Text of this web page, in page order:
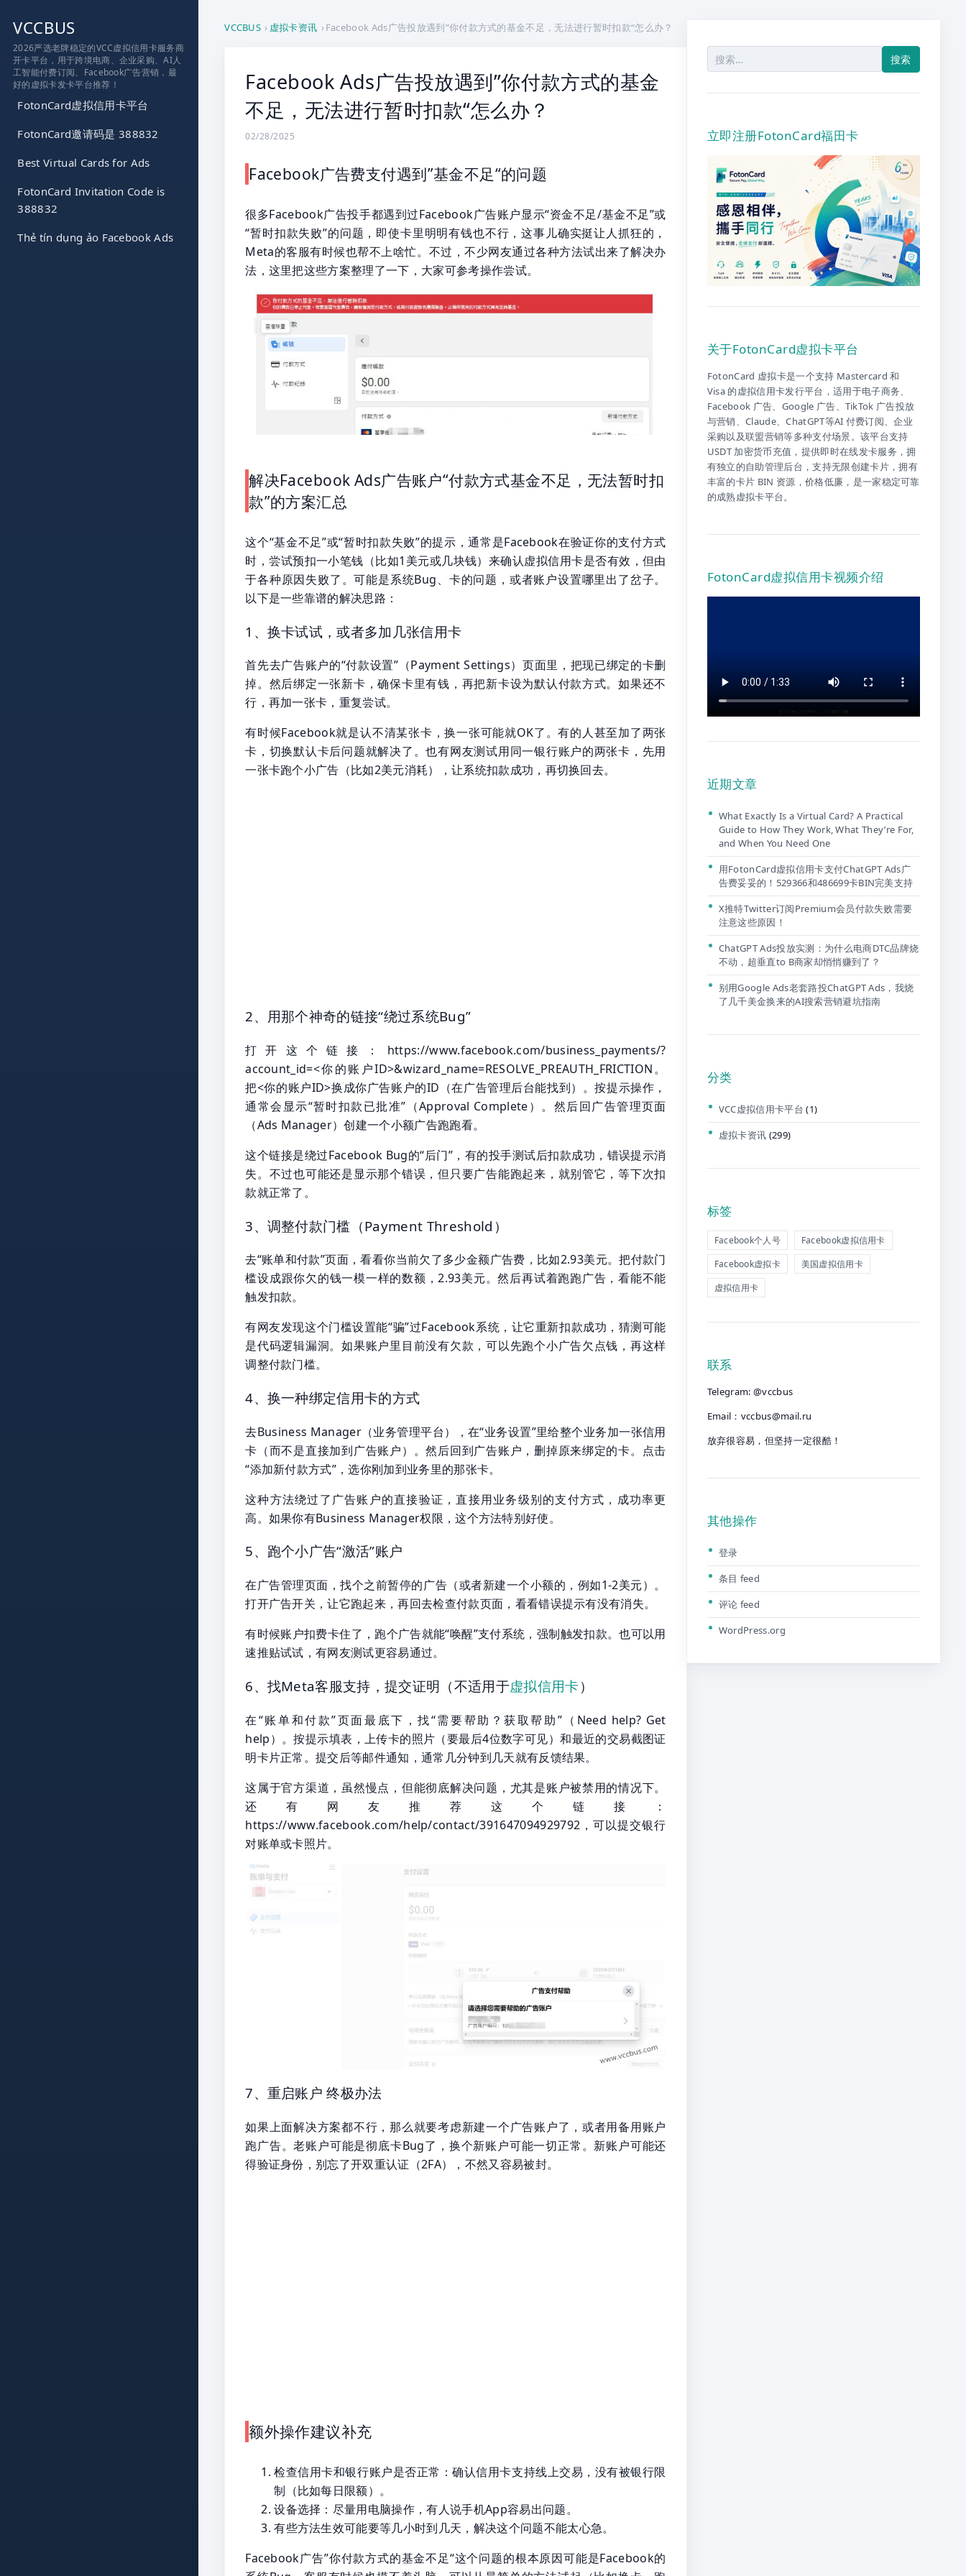
VCCBUS
2026严选老牌稳定的VCC虚拟信用卡服务商
开卡平台，用于跨境电商、企业采购、AI人
工智能付费订阅、Facebook广告营销，最
好的虚拟卡发卡平台推荐！
FotonCard虚拟信用卡平台
FotonCard邀请码是 388832
Best Virtual Cards for Ads
FotonCard Invitation Code is
388832
Thẻ tín dụng ảo Facebook Ads
VCCBUS › 虚拟卡资讯 ›Facebook Ads广告投放遇到”你付款方式的基金不足，无法进行暂时扣款“怎么办？
Facebook Ads广告投放遇到”你付款方式的基金
不足，无法进行暂时扣款“怎么办？
02/28/2025
Facebook广告费支付遇到”基金不足“的问题
很多Facebook广告投手都遇到过Facebook广告账户显示“资金不足/基金不足”或
“暂时扣款失败”的问题，即使卡里明明有钱也不行，这事儿确实挺让人抓狂的，
Meta的客服有时候也帮不上啥忙。不过，不少网友通过各种方法试出来了解决办
法，这里把这些方案整理了一下，大家可参考操作尝试。
解决Facebook Ads广告账户“付款方式基金不足，无法暂时扣
款”的方案汇总
这个“基金不足”或“暂时扣款失败”的提示，通常是Facebook在验证你的支付方式
时，尝试预扣一小笔钱（比如1美元或几块钱）来确认虚拟信用卡是否有效，但由
于各种原因失败了。可能是系统Bug、卡的问题，或者账户设置哪里出了岔子。
以下是一些靠谱的解决思路：
1、换卡试试，或者多加几张信用卡
首先去广告账户的“付款设置”（Payment Settings）页面里，把现已绑定的卡删
掉。然后绑定一张新卡，确保卡里有钱，再把新卡设为默认付款方式。如果还不
行，再加一张卡，重复尝试。
有时候Facebook就是认不清某张卡，换一张可能就OK了。有的人甚至加了两张
卡，切换默认卡后问题就解决了。也有网友测试用同一银行账户的两张卡，先用
一张卡跑个小广告（比如2美元消耗），让系统扣款成功，再切换回去。
2、用那个神奇的链接“绕过系统Bug”
打开这个链接：https://www.facebook.com/business_payments/?
account_id=<你的账户ID>&wizard_name=RESOLVE_PREAUTH_FRICTION。
把<你的账户ID>换成你广告账户的ID（在广告管理后台能找到）。按提示操作，
通常会显示“暂时扣款已批准”（Approval Complete）。然后回广告管理页面
（Ads Manager）创建一个小额广告跑跑看。
这个链接是绕过Facebook Bug的“后门”，有的投手测试后扣款成功，错误提示消
失。不过也可能还是显示那个错误，但只要广告能跑起来，就别管它，等下次扣
款就正常了。
3、调整付款门槛（Payment Threshold）
去“账单和付款”页面，看看你当前欠了多少金额广告费，比如2.93美元。把付款门
槛设成跟你欠的钱一模一样的数额，2.93美元。然后再试着跑跑广告，看能不能
触发扣款。
有网友发现这个门槛设置能“骗”过Facebook系统，让它重新扣款成功，猜测可能
是代码逻辑漏洞。如果账户里目前没有欠款，可以先跑个小广告欠点钱，再这样
调整付款门槛。
4、换一种绑定信用卡的方式
去Business Manager（业务管理平台），在“业务设置”里给整个业务加一张信用
卡（而不是直接加到广告账户）。然后回到广告账户，删掉原来绑定的卡。点击
“添加新付款方式”，选你刚加到业务里的那张卡。
这种方法绕过了广告账户的直接验证，直接用业务级别的支付方式，成功率更
高。如果你有Business Manager权限，这个方法特别好使。
5、跑个小广告“激活”账户
在广告管理页面，找个之前暂停的广告（或者新建一个小额的，例如1-2美元）。
打开广告开关，让它跑起来，再回去检查付款页面，看看错误提示有没有消失。
有时候账户扣费卡住了，跑个广告就能“唤醒”支付系统，强制触发扣款。也可以用
速推贴试试，有网友测试更容易通过。
6、找Meta客服支持，提交证明（不适用于虚拟信用卡）
在“账单和付款”页面最底下，找“需要帮助？获取帮助”（Need help? Get
help）。按提示填表，上传卡的照片（要最后4位数字可见）和最近的交易截图证
明卡片正常。提交后等邮件通知，通常几分钟到几天就有反馈结果。
这属于官方渠道，虽然慢点，但能彻底解决问题，尤其是账户被禁用的情况下。
还有网友推荐这个链接：
https://www.facebook.com/help/contact/391647094929792，可以提交银行
对账单或卡照片。
7、重启账户 终极办法
如果上面解决方案都不行，那么就要考虑新建一个广告账户了，或者用备用账户
跑广告。老账户可能是彻底卡Bug了，换个新账户可能一切正常。新账户可能还
得验证身份，别忘了开双重认证（2FA），不然又容易被封。
额外操作建议补充
检查信用卡和银行账户是否正常：确认信用卡支持线上交易，没有被银行限
制（比如每日限额）。
设备选择：尽量用电脑操作，有人说手机App容易出问题。
有些方法生效可能要等几小时到几天，解决这个问题不能太心急。
Facebook广告”你付款方式的基金不足“这个问题的根本原因可能是Facebook的
索：
立即注册FotonCard福田卡
关于FotonCard虚拟卡平台
FotonCard 虚拟卡是一个支持 Mastercard 和
Visa 的虚拟信用卡发行平台，适用于电子商务、
Facebook 广告、Google 广告、TikTok 广告投放
与营销、Claude、ChatGPT等AI 付费订阅、企业
采购以及联盟营销等多种支付场景。该平台支持
USDT 加密货币充值，提供即时在线发卡服务，拥
有独立的自助管理后台，支持无限创建卡片，拥有
丰富的卡片 BIN 资源，价格低廉，是一家稳定可靠
的成熟虚拟卡平台。
FotonCard虚拟信用卡视频介绍
近期文章
What Exactly Is a Virtual Card? A Practical
Guide to How They Work, What They’re For,
and When You Need One
用FotonCard虚拟信用卡支付ChatGPT Ads广
告费妥妥的！529366和486699卡BIN完美支持
X推特Twitter订阅Premium会员付款失败需要
注意这些原因！
ChatGPT Ads投放实测：为什么电商DTC品牌烧
不动，超垂直to B商家却悄悄赚到了？
别用Google Ads老套路投ChatGPT Ads，我烧
了几千美金换来的AI搜索营销避坑指南
分类
VCC虚拟信用卡平台 (1)
虚拟卡资讯 (299)
标签
Facebook个人号
Facebook虚拟信用卡
Facebook虚拟卡
美国虚拟信用卡
虚拟信用卡
联系
Telegram: @vccbus
Email： vccbus@mail.ru
放弃很容易，但坚持一定很酷！
其他操作
登录
条目 feed
评论 feed
WordPress.org